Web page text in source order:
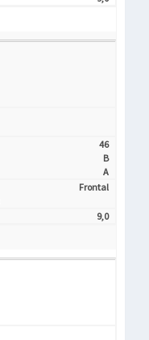
46
B
A
Frontal
9,0